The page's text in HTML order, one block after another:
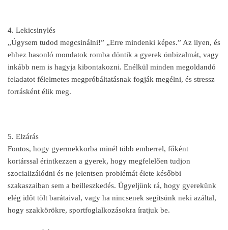
4. Lekicsinylés
„Úgysem tudod megcsinálni!” „Erre mindenki képes.” Az ilyen, és
ehhez hasonló mondatok romba döntik a gyerek önbizalmát, vagy
inkább nem is hagyja kibontakozni. Enélkül minden megoldandó
feladatot félelmetes megpróbáltatásnak fogják megélni, és stressz
forrásként élik meg.
5. Elzárás
Fontos, hogy gyermekkorba minél több emberrel, főként
kortárssal érintkezzen a gyerek, hogy megfelelően tudjon
szocializálódni és ne jelentsen problémát élete későbbi
szakaszaiban sem a beilleszkedés. Ügyeljünk rá, hogy gyerekünk
elég időt tölt barátaival, vagy ha nincsenek segítsünk neki azáltal,
hogy szakkörökre, sportfoglalkozásokra íratjuk be.